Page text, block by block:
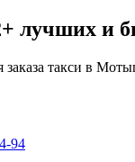
лучших и
такси в
94